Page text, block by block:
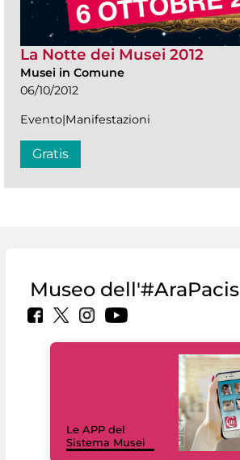
La Notte dei Musei 2012
Musei in Comune
06/10/2012
Evento|Manifestazioni
Gratis
Museo dell'#AraPacis
Le APP del
Sistema Musei